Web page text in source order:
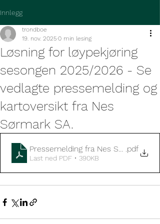
Innlegg
Løsning for løypekjøring
sesongen 2025/2026 - Se
vedlagte pressemelding og
kartoversikt fra Nes
Sørmark SA.
trondboe
19. nov. 2025 0 min lesing
Pressemelding fra Nes Sørmark SA
.pdf
Last ned PDF • 390KB